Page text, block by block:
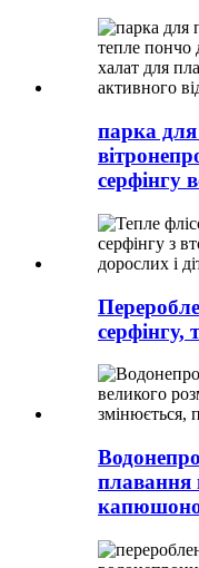
парка
серфінгу
серфінгу,
плавання